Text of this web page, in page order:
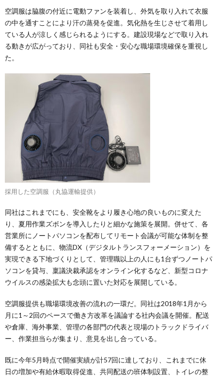
空調服は脇腹の付近に電動ファンを装着し、外気を取り入れて衣服
の中を通すことにより汗の蒸発を促進。気化熱を生じさせて着用し
ている人が涼しく感じられるようにする。建設現場などで取り入れ
る動きが広がっており、同社も安全・安心な職場環境確保を重視し
た。
採用した空調服（丸協運輸提供）
同社はこれまでにも、安全靴をより履き心地の良いものに変えた
り、夏用作業ズボンを導入したりと細かな施策を展開。併せて、各
営業所にノートパソコンを配布してリモート会議が可能な体制を整
備するとともに、物流DX（デジタルトランスフォーメーション）を
実現できる下地づくりとして、管理職以上の人にも1台ずつノートパ
ソコンを貸与、稟議決裁承認をオンライン化するなど、新型コロナ
ウイルスの感染拡大も念頭に置いた対応を展開している。
空調服提供も職場環境改善の流れの一環だ。同社は2018年1月から
月に1～2回のペースで働き方改革を議論する社内会議を開催。配送
や倉庫、海外事業、管理の各部門の代表と現場のトラックドライバ
ー、作業担当らが集まり、意見を出し合っている。
既に今年5月時点で開催実績が計57回に達しており、これまでに休
日の増加や有給休暇取得促進、共同配送の班体制設置、トイレの整